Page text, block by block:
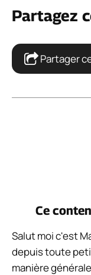
Partagez
Partager
Ce
Salut moi c'est
depuis toute
manière